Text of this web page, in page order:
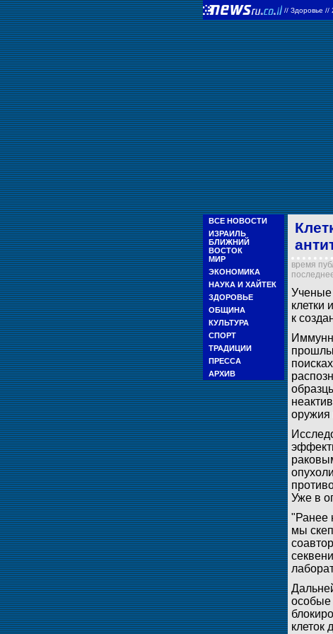
// Здоровье //
ВСЕ НОВОСТИ
ИЗРАИЛЬ
БЛИЖНИЙ
ВОСТОК
МИР
ЭКОНОМИКА
НАУКА И ХАЙТЕК
ЗДОРОВЬЕ
ОБЩИНА
КУЛЬТУРА
СПОРТ
ТРАДИЦИИ
ПРЕССА
АРХИВ
время
Ученые
клетки
к
оружия
Уже в
"Ранее
мы
особые
клеток